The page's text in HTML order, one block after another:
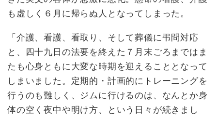
も虚しく６月に帰らぬ人となってしまった。
「介護、看護、看取り、そして葬儀に弔問対応
と、四十九日の法要を終えた７月末ごろまではま
たも心身ともに大変な時期を迎えることとなって
しまいました。定期的・計画的にトレーニングを
行うのも難しく、ジムに行けるのは、なんとか身
体の空く夜中や明け方、という日々が続きまし